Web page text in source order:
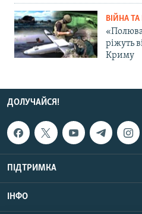
ВІЙНА
ріжуть
Криму
ДОЛУЧАЙСЯ!
ПІДТРИМКА
ІНФО